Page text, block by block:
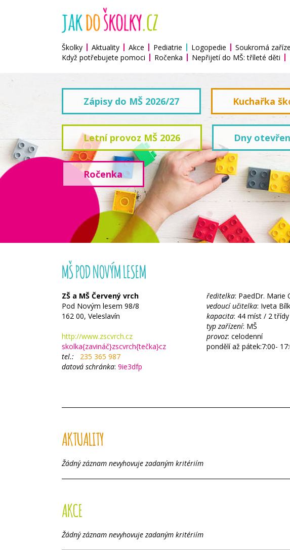
Školky Aktuality Akce Pediatrie Logopedie Soukromá
Když potřebujete pomoci
Ročenka Nepřijetí do MŠ: tříleté děti
Zápisy do MŠ 2026/27 Kuchařka
Letní provoz MŠ 2026 Dny
Ročenka
MŠ POD NOVÝM LESEM
ZŠ a MŠ Červený vrch
Pod Novým lesem 98/8
162 00, Veleslavín
http://www.zscvrch.cz
skolka{zavináč}zscvrch{tečka}cz
tel.:
235 365 987
datová schránka: 9ie3dfp
ředitelka: PaedDr. Marie
vedoucí učitelka: Iveta
kapacita: 44 míst / 2 třídy
typ zařízení: MŠ
provoz: celodenní
pondělí až pátek:7:00-
AKTUALITY
Žádný záznam nevyhovuje zadaným kritériím
AKCE
Žádný záznam nevyhovuje zadaným kritériím